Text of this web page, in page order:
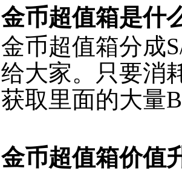
金币超值箱是什
金币超值箱分成
给大家。 只要消
获取 里面的大量
金币超值箱价值